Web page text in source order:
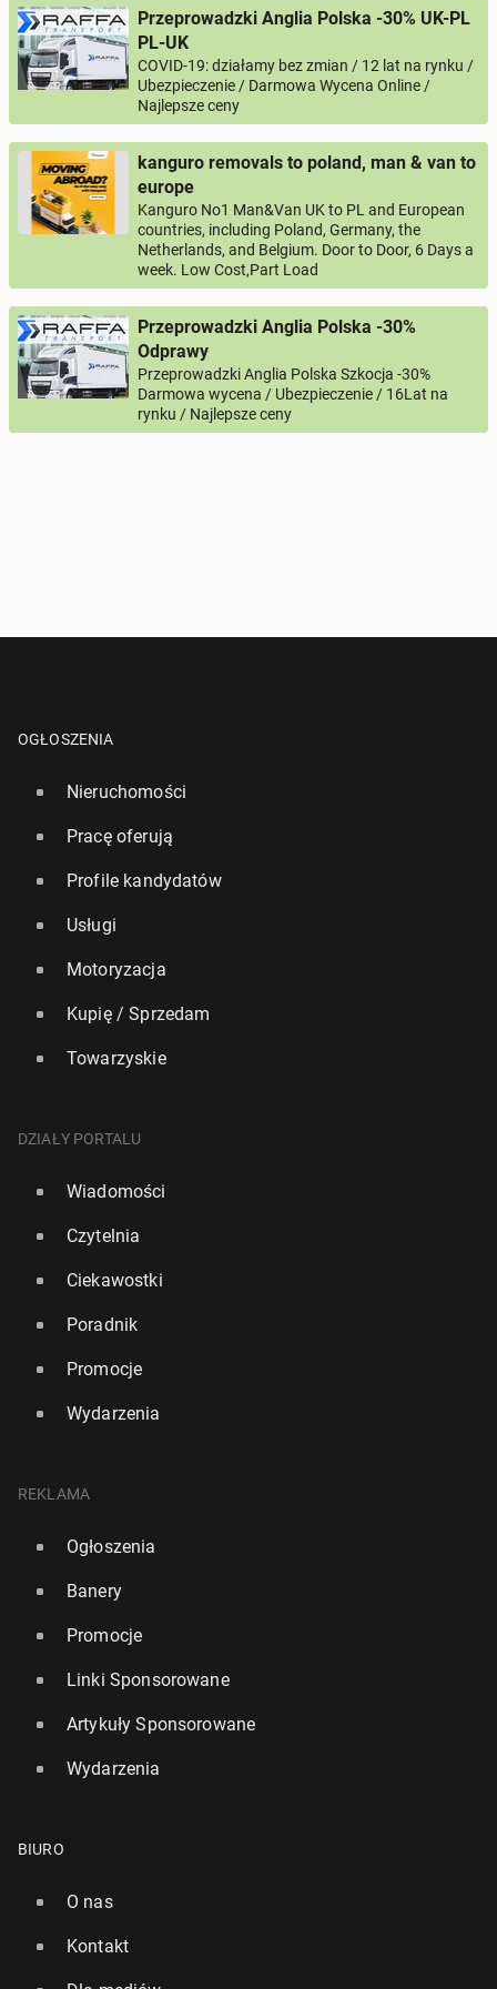
Zapraszamy do kontaktu!
0 / 1000
Imię i nazwisko
Twój email
Twój telefon
Numer telefon wg wzoru NR KIERUNKOWY KRAJU NR TELEFONU
+44 7123456789 lub +48 221234567
Pytanie aktywujące
Przeprowadzki Anglia Polska -30% UK-PL
PL-UK
COVID-19: działamy bez zmian / 12 lat na rynku /
Ubezpieczenie / Darmowa Wycena Online /
Najlepsze ceny
kanguro removals to poland, man & van to
europe
Kanguro No1 Man&Van UK to PL and European
countries, including Poland, Germany, the
Netherlands, and Belgium. Door to Door, 6 Days a
week. Low Cost,Part Load
Przeprowadzki Anglia Polska -30%
Odprawy
Przeprowadzki Anglia Polska Szkocja -30%
Darmowa wycena / Ubezpieczenie / 16Lat na
rynku / Najlepsze ceny
OGŁOSZENIA
Nieruchomości
Pracę oferują
Profile kandydatów
Usługi
Motoryzacja
Kupię / Sprzedam
Towarzyskie
DZIAŁY PORTALU
Wiadomości
Czytelnia
Ciekawostki
Poradnik
Promocje
Wydarzenia
REKLAMA
Ogłoszenia
Banery
Promocje
Linki Sponsorowane
Artykuły Sponsorowane
Wydarzenia
BIURO
O nas
Kontakt